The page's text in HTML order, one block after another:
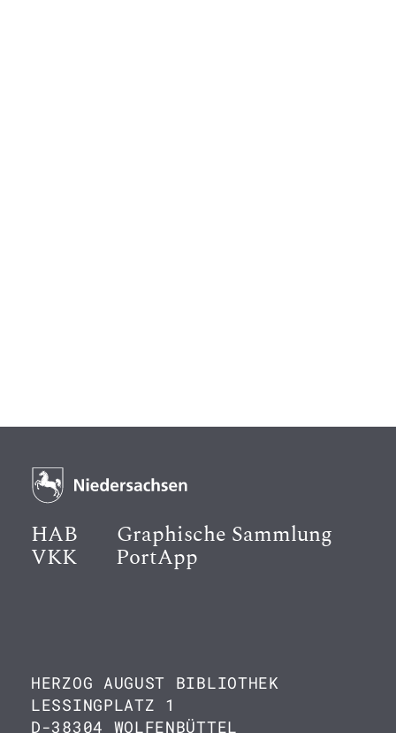
HAB Graphische Sammlung
VKK PortApp
HERZOG AUGUST BIBLIOTHEK
LESSINGPLATZ 1
D-38304 WOLFENBÜTTEL